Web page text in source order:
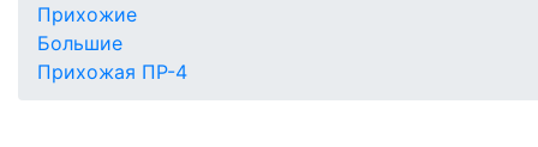
Прихожие
Большие
Прихожая ПР-4